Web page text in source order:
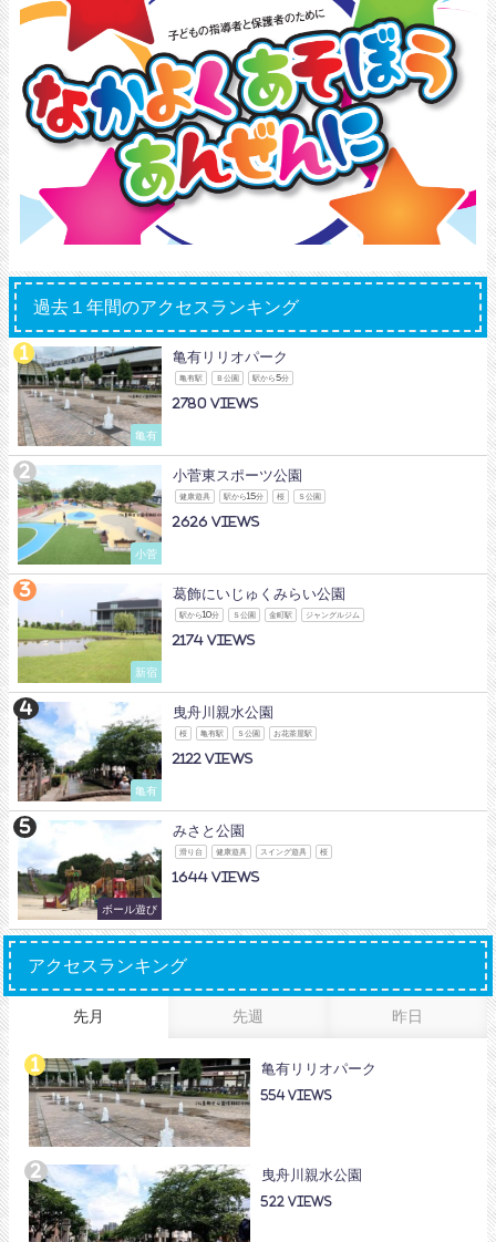
過去１年間のアクセスランキング
亀有
亀有リリオパーク
亀有駅 Ｂ公園 駅から5分
2780
小菅
小菅東スポーツ公園
健康遊具 駅から15分 桜 Ｓ公園
2626
新宿
葛飾にいじゅくみらい公園
駅から10分 Ｓ公園 金町駅 ジャングルジム
2174
亀有
曳舟川親水公園
桜 亀有駅 Ｓ公園 お花茶屋駅
2122
ボール遊び
みさと公園
滑り台 健康遊具 スイング遊具 桜
1644
アクセスランキング
先月 先週 昨日
亀有リリオパーク
554
曳舟川親水公園
522